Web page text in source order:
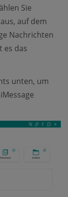
Sie
auf dem
Nachrichten
es das
unten, um